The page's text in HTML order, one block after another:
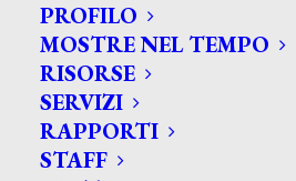
PROFILO
MOSTRE NEL TEMPO
RISORSE
SERVIZI
RAPPORTI
STAFF
CERCA TRA GLI ARTISTI:
Search
for: